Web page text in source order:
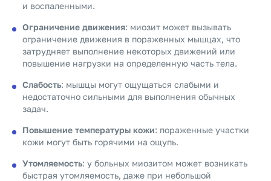
и воспаленными.
Ограничение движения: миозит может вызывать
ограничение движения в пораженных мышцах, что
затрудняет выполнение некоторых движений или
повышение нагрузки на определенную часть тела.
Слабость: мышцы могут ощущаться слабыми и
недостаточно сильными для выполнения обычных
задач.
Повышение температуры кожи: пораженные участки
кожи могут быть горячими на ощупь.
Утомляемость: у больных миозитом может возникать
быстрая утомляемость, даже при небольшой